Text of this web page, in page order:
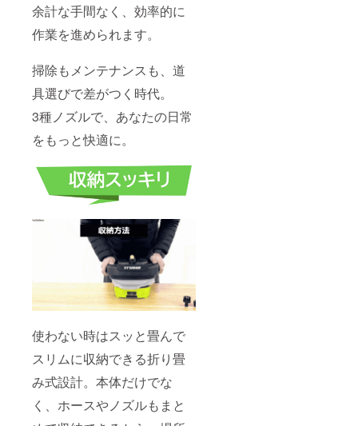
余計な手間なく、効率的に
作業を進められます。
掃除もメンテナンスも、道
具選びで差がつく時代。
3種ノズルで、あなたの日常
をもっと快適に。
使わない時はスッと畳んで
スリムに収納できる折り畳
み式設計。本体だけでな
く、ホースやノズルもまと